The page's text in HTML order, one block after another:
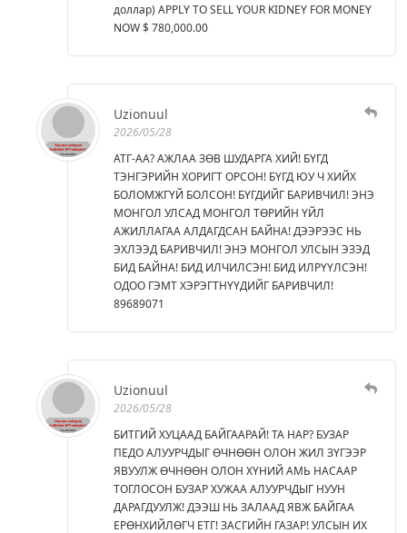
доллар) APPLY TO SELL YOUR KIDNEY FOR MONEY
NOW $ 780,000.00
Uzionuul
2026/05/28
АТГ-АА? АЖЛАА ЗӨВ ШУДАРГА ХИЙ! БҮГД
ТЭНГЭРИЙН ХОРИГТ ОРСОН! БҮГД ЮУ Ч ХИЙХ
БОЛОМЖГҮЙ БОЛСОН! БҮГДИЙГ БАРИВЧИЛ! ЭНЭ
МОНГОЛ УЛСАД МОНГОЛ ТӨРИЙН ҮЙЛ
АЖИЛЛАГАА АЛДАГДСАН БАЙНА! ДЭЭРЭЭС НЬ
ЭХЛЭЭД БАРИВЧИЛ! ЭНЭ МОНГОЛ УЛСЫН ЭЗЭД
БИД БАЙНА! БИД ИЛЧИЛСЭН! БИД ИЛРҮҮЛСЭН!
ОДОО ГЭМТ ХЭРЭГТНҮҮДИЙГ БАРИВЧИЛ!
89689071
Uzionuul
2026/05/28
БИТГИЙ ХУЦААД БАЙГААРАЙ! ТА НАР? БУЗАР
ПЕДО АЛУУРЧДЫГ ӨЧНӨӨН ОЛОН ЖИЛ ЗҮГЭЭР
ЯВУУЛЖ ӨЧНӨӨН ОЛОН ХҮНИЙ АМЬ НАСААР
ТОГЛОСОН БУЗАР ХУЖАА АЛУУРЧДЫГ НУУН
ДАРАГДУУЛЖ! ДЭЭШ НЬ ЗАЛААД ЯВЖ БАЙГАА
ЕРӨНХИЙЛӨГЧ ЕТГ! ЗАСГИЙН ГАЗАР! УЛСЫН ИХ